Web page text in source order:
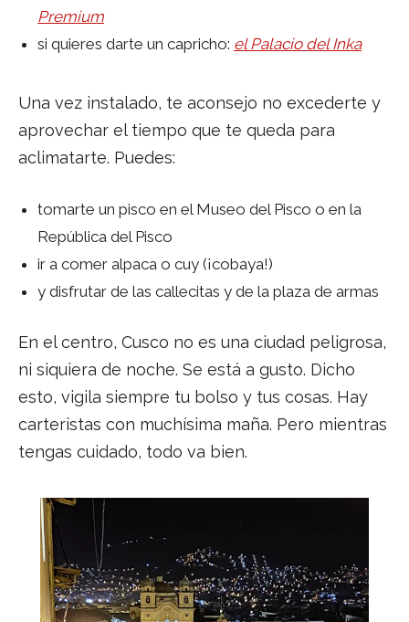
Premium
si quieres darte un capricho: el Palacio del Inka
Una vez instalado, te aconsejo no excederte y
aprovechar el tiempo que te queda para
aclimatarte. Puedes:
tomarte un pisco en el Museo del Pisco o en la
República del Pisco
ir a comer alpaca o cuy (¡cobaya!)
y disfrutar de las callecitas y de la plaza de armas
En el centro, Cusco no es una ciudad peligrosa,
ni siquiera de noche. Se está a gusto. Dicho
esto, vigila siempre tu bolso y tus cosas. Hay
carteristas con muchísima maña. Pero mientras
tengas cuidado, todo va bien.